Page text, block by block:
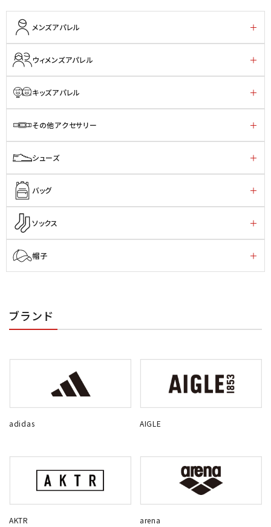
メンズアパレル
ウィメンズアパレル
キッズアパレル
その他アクセサリー
シューズ
バッグ
ソックス
帽子
ブランド
adidas AIGLE
AKTR arena